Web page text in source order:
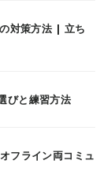
対策方法 | 立ち
びと練習方法
フライン両コミュ